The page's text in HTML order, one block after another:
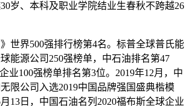
岁、本科及职业学院结业生春秋不跨越26
界500强排行榜第4名。标普全球普氏能
能源公司250强榜单，中石油排名第47
业100强榜单排名第3位。2019年12月，中
限公司入选2019中国品牌强国盛典楷模
13日，中国石油名列2020福布斯全球企业